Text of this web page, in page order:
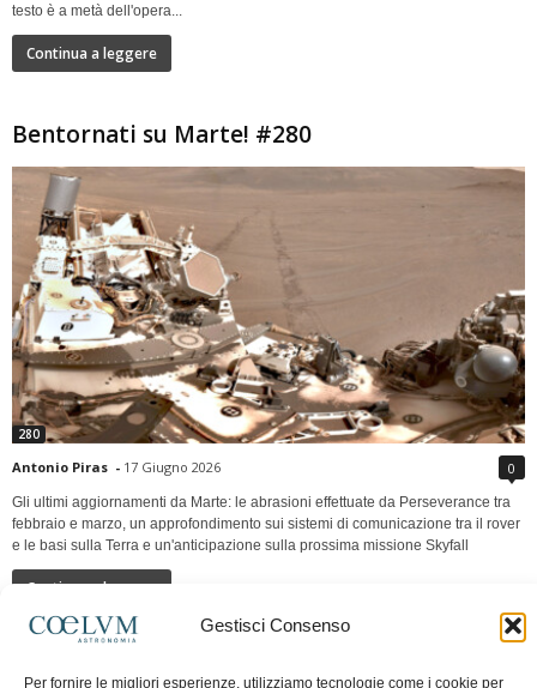
Gestisci Consenso
Per fornire le migliori esperienze, utilizziamo tecnologie come i cookie per
testo è a metà dell'opera...
Continua a leggere
Bentornati su Marte! #280
280
Antonio Piras - 17 Giugno 2026 0
Gli ultimi aggiornamenti da Marte: le abrasioni effettuate da Perseverance tra
febbraio e marzo, un approfondimento sui sistemi di comunicazione tra il rover
e le basi sulla Terra e un'anticipazione sulla prossima missione Skyfall
Continua a leggere